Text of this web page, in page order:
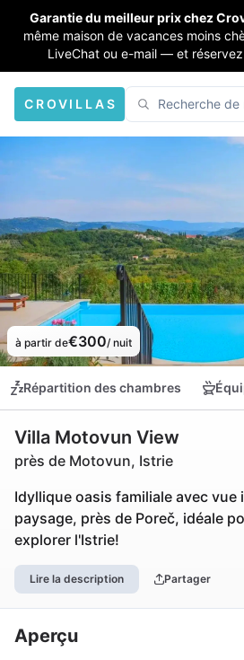
Garantie du meilleur prix chez
même maison de vacances moins
LiveChat ou e-mail — et
CROVILLAS
à partir de€300/ nuit
Répartition des chambres
Villa Motovun View
près de Motovun, Istrie
Idyllique oasis familiale avec vue
paysage, près de Poreč, idéale
explorer l'Istrie!
Lire la description Partager
Aperçu